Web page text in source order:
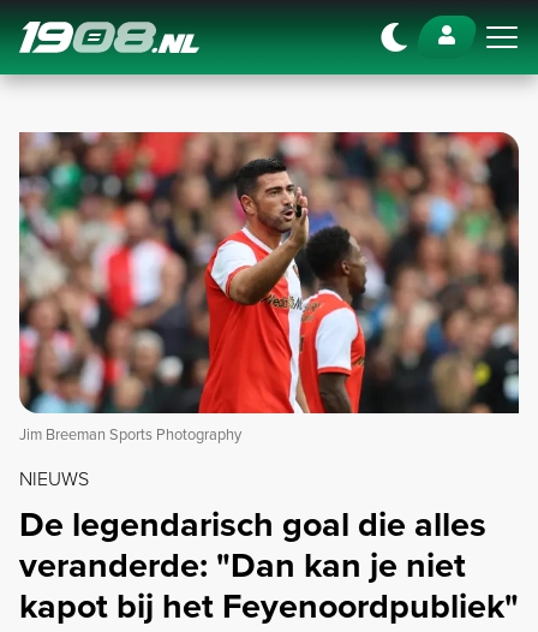
Navigation
Jim Breeman Sports Photography
NIEUWS
De legendarisch goal die alles
veranderde: "Dan kan je niet
kapot bij het Feyenoordpubliek"